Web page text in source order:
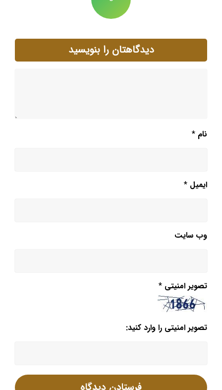
دیدگاهتان را بنویسید
نام *
ایمیل *
وب‌ سایت
تصویر امنیتی *
تصویر امنیتی را وارد کنید: